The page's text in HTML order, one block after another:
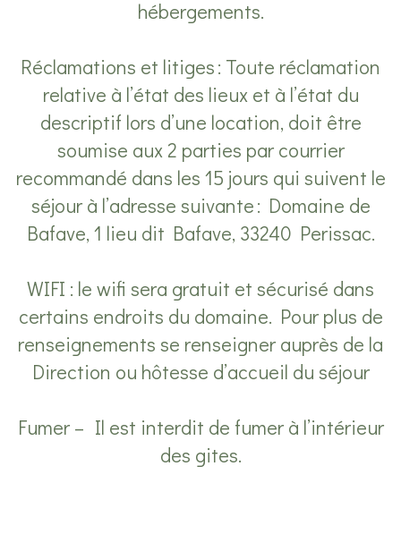
hébergements.
Réclamations et litiges : Toute réclamation
relative à l’état des lieux et à l’état du
descriptif lors d’une location, doit être
soumise aux 2 parties par courrier
recommandé dans les 15 jours qui suivent le
séjour à l’adresse suivante : Domaine de
Bafave, 1 lieu dit Bafave, 33240 Perissac.
WIFI : le wifi sera gratuit et sécurisé dans
certains endroits du domaine. Pour plus de
renseignements se renseigner auprès de la
Direction ou hôtesse d’accueil du séjour
Fumer – Il est interdit de fumer à l’intérieur
des gites.